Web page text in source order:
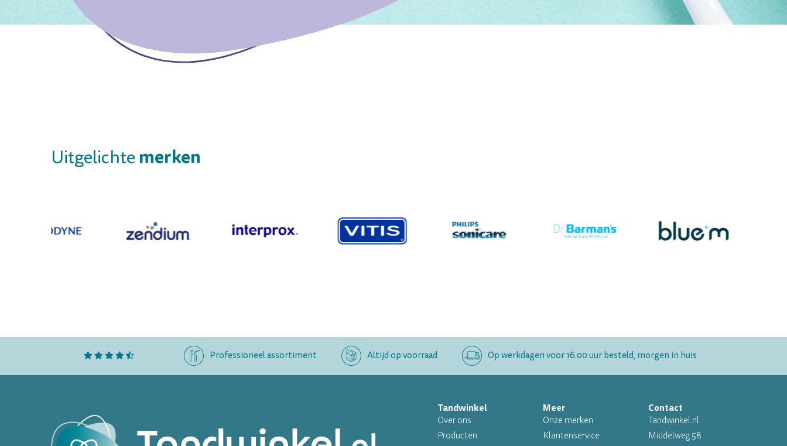
Uitgelichte merken
Professioneel assortiment Altijd op voorraad Op werkdagen voor 16.00 uur besteld, morgen in huis
Tandwinkel
Over ons
Producten
Meer
Onze merken
Klantenservice
Contact
Tandwinkel.nl
Middelweg 58